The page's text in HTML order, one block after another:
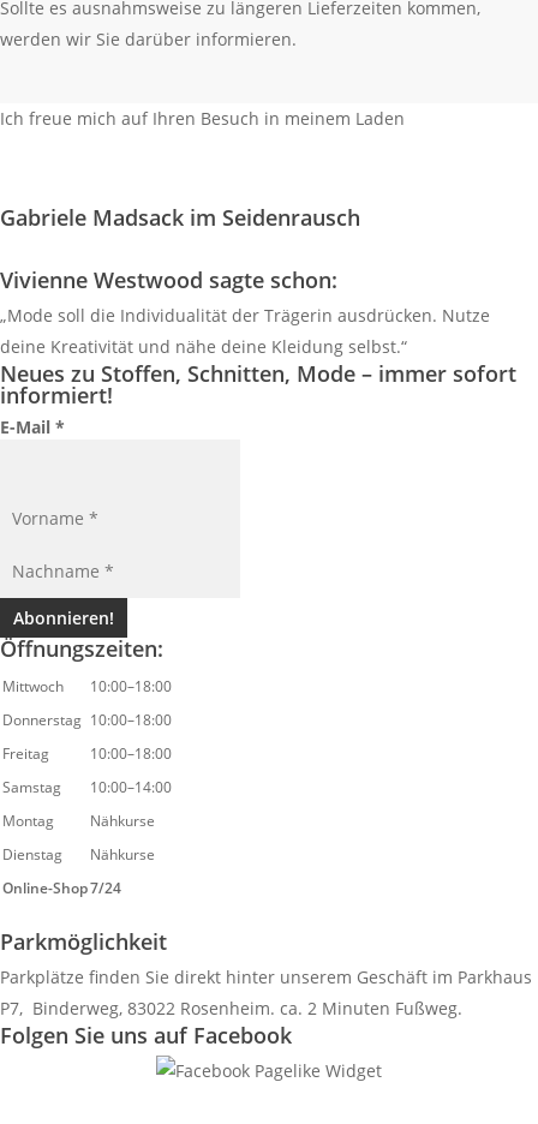
Sollte es ausnahmsweise zu längeren Lieferzeiten kommen,
werden wir Sie darüber informieren.
Ich freue mich auf Ihren Besuch in meinem Laden
Gabriele Madsack im Seidenrausch
Vivienne Westwood sagte schon:
„Mode soll die Individualität der Trägerin ausdrücken. Nutze
deine Kreativität und nähe deine Kleidung selbst.“
Neues zu Stoffen, Schnitten, Mode – immer sofort
informiert!
E-Mail *
Öffnungszeiten:
Mittwoch
10:00–18:00
Donnerstag 10:00–18:00
Freitag
10:00–18:00
Samstag
10:00–14:00
Montag
Nähkurse
Dienstag
Nähkurse
Online-Shop7/24
Parkmöglichkeit
Parkplätze finden Sie direkt hinter unserem Geschäft im Parkhaus
P7, Binderweg, 83022 Rosenheim. ca. 2 Minuten Fußweg.
Folgen Sie uns auf Facebook